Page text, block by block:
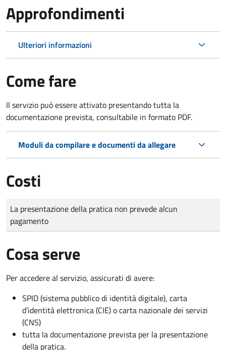
Approfondimenti
Ulteriori informazioni
Come fare
Il servizio può essere attivato presentando tutta la
documentazione prevista, consultabile in formato PDF.
Moduli da compilare e documenti da allegare
Costi
Tipo di pagamento
Importo
La presentazione della pratica non prevede alcun
pagamento
Cosa serve
Per accedere al servizio, assicurati di avere:
SPID (sistema pubblico di identità digitale), carta
d’identità elettronica (CIE) o carta nazionale dei servizi
(CNS)
tutta la documentazione prevista per la presentazione
della pratica.